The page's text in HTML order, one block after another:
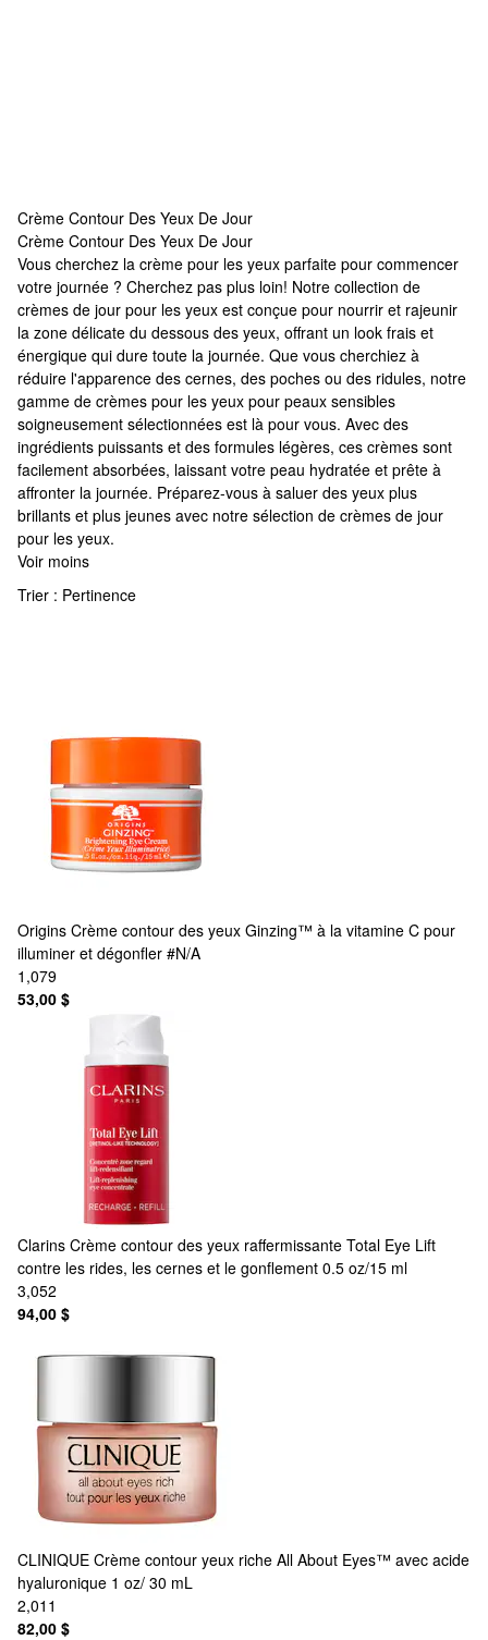
Crème Contour Des Yeux De Jour
Crème Contour Des Yeux De Jour
Crème Contour Des Yeux De Jour
Vous cherchez la crème pour les yeux parfaite pour commencer
votre journée ? Cherchez pas plus loin! Notre collection de
crèmes de jour pour les yeux est conçue pour nourrir et rajeunir
la zone délicate du dessous des yeux, offrant un look frais et
énergique qui dure toute la journée. Que vous cherchiez à
réduire l'apparence des cernes, des poches ou des ridules, notre
gamme de crèmes pour les yeux pour peaux sensibles
soigneusement sélectionnées est là pour vous. Avec des
ingrédients puissants et des formules légères, ces crèmes sont
facilement absorbées, laissant votre peau hydratée et prête à
affronter la journée. Préparez-vous à saluer des yeux plus
brillants et plus jeunes avec notre sélection de crèmes de jour
pour les yeux.
Voir moins
Trier : Pertinence
Origins Crème contour des yeux Ginzing™ à la vitamine C pour
illuminer et dégonfler #N/A
1,079
53,00 $
Clarins Crème contour des yeux raffermissante Total Eye Lift
contre les rides, les cernes et le gonflement 0.5 oz/15 ml
3,052
94,00 $
CLINIQUE Crème contour yeux riche All About Eyes™ avec acide
hyaluronique 1 oz/ 30 mL
2,011
82,00 $